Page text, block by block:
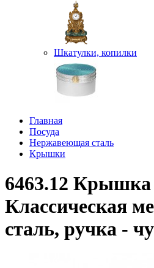
Шкатулки, копилки
Главная
Посуда
Нержавеющая сталь
Крышки
6463.12
Классическая
сталь, ручка -